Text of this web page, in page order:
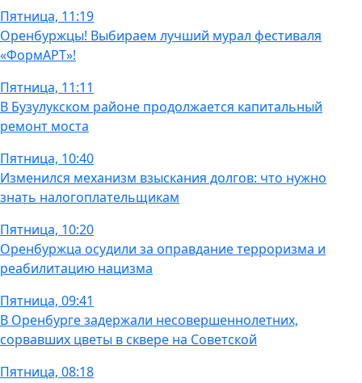
Пятница, 11:19
Оренбуржцы! Выбираем лучший мурал фестиваля
«ФормАРТ»!
Пятница, 11:11
В Бузулукском районе продолжается капитальный
ремонт моста
Пятница, 10:40
Изменился механизм взыскания долгов: что нужно
знать налогоплательщикам
Пятница, 10:20
Оренбуржца осудили за оправдание терроризма и
реабилитацию нацизма
Пятница, 09:41
В Оренбурге задержали несовершеннолетних,
сорвавших цветы в сквере на Советской
Пятница, 08:18